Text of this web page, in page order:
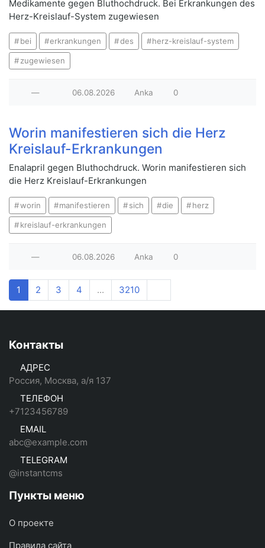
Medikamente gegen Bluthochdruck. Bei Erkrankungen des
Herz-Kreislauf-System zugewiesen
bei erkrankungen des herz-kreislauf-system
zugewiesen
— 06.08.2026 Anka 0
Worin manifestieren sich die Herz
Kreislauf-Erkrankungen
Enalapril gegen Bluthochdruck. Worin manifestieren sich
die Herz Kreislauf-Erkrankungen
worin manifestieren sich die herz
kreislauf-erkrankungen
— 06.08.2026 Anka 0
1 2 3 4 ... 3210
Контакты
АДРЕС
Россия, Москва, а/я 137
ТЕЛЕФОН
+7123456789
EMAIL
abc@example.com
TELEGRAM
@instantcms
Пункты меню
О проекте
Правила сайта